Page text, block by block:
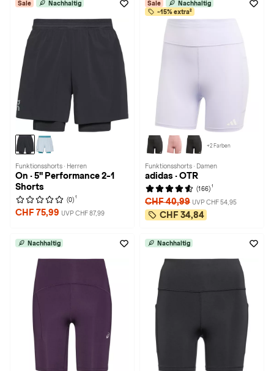
Sale Nachhaltig
Funktionsshorts · Herren
On · 5" Performance 2-1
Shorts
(0) 1
CHF 75,99 UVP CHF 87,99
Sale
Nachhaltig
-15% extra²
+2 Farben
Funktionsshorts · Damen
adidas · OTR
(166) 1
CHF 40,99 UVP CHF 54,95
CHF 34,84
Nachhaltig Nachhaltig